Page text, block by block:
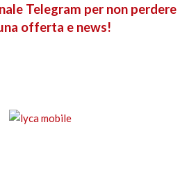
Telegram per non perdere
offerta e news!